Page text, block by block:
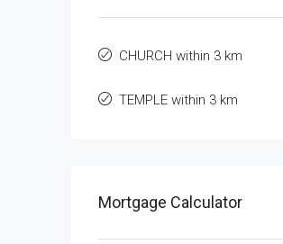
CHURCH within 3 km
TEMPLE within 3 km
Mortgage Calculator